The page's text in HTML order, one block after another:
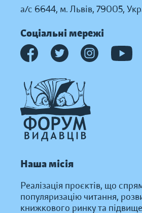
а/с 6644, м. Львів, 79005,
Соціальні мережі
Наша місія
Реалізація проєктів, що
популяризацію читання,
книжкового ринку та